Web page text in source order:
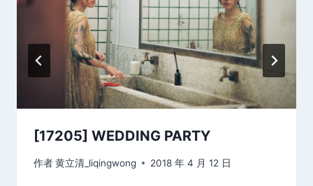
[17205] WEDDING PARTY
作者黄立清_liqingwong 2018 年 4 月 12 日